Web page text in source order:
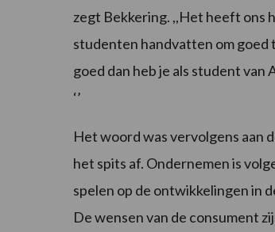
zegt Bekkering. ,,Het heeft ons
studenten handvatten om goed
goed dan heb je als student van
‘’
Het woord was vervolgens aan
het spits af. Ondernemen is
spelen op de ontwikkelingen in
De wensen van de consument